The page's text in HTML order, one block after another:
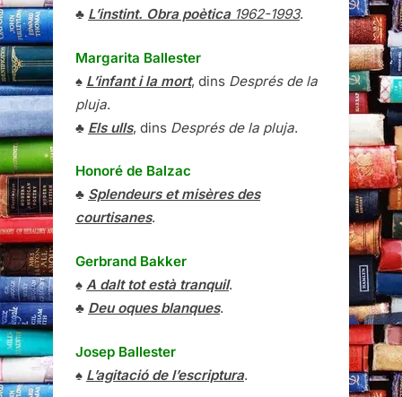
♣ L’instint. Obra poètica1962-1993.
Margarita Ballester
♠ L’infant i la mort, dins Després de la
pluja.
♣ Els ulls, dins Després de la pluja.
Honoré de Balzac
♣ Splendeurs et misères des
courtisanes.
Gerbrand Bakker
♠ A dalt tot està tranquil.
♣ Deu oques blanques.
Josep Ballester
♠ L’agitació de l’escriptura.